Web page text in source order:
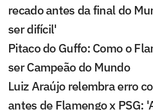
recado antes da final do
ser difícil'
Pitaco do Guffo: Como o
ser Campeão do Mundo
Luiz Araújo relembra erro
antes de Flamengo x PSG: